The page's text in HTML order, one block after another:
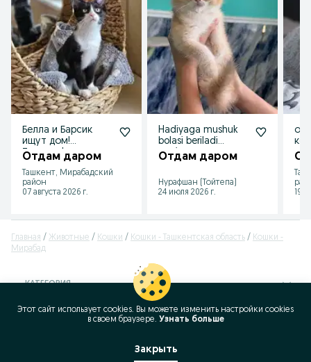
Белла и Барсик
ищут дом!
Ташкент!
Отдам даром
Ташкент, Мирабадский
район
07 августа 2026 г.
Hadiyaga mushuk
bolasi beriladi
nogiron
Отдам даром
Нурафшан (Тойтепа)
24 июля 2026 г.
19
Главная Животные Кошки Кошки - Ташкентская область
Кошки -
Мирабад
КАТЕГОРИЯ
Этот сайт использует cookies. Вы можете изменить настройки cookies
в своeм браузере. Узнать больше
Закрыть